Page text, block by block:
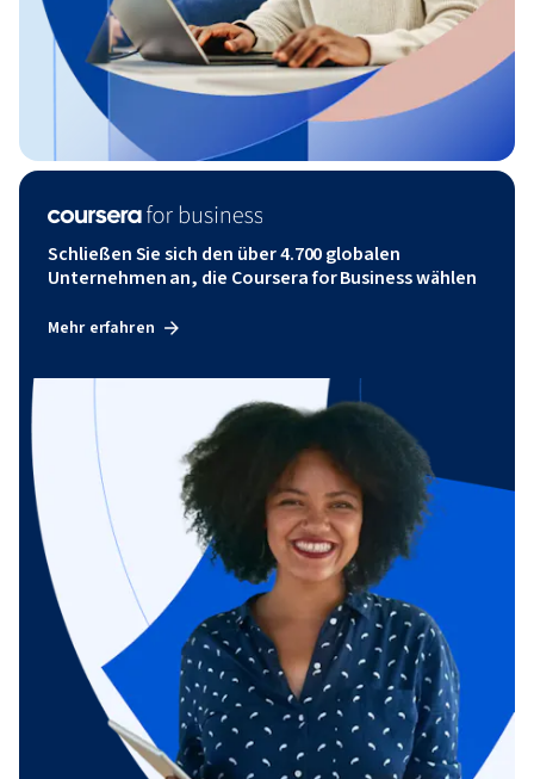
Schließen Sie sich den über 4.700 globalen
Unternehmen an, die Coursera for Business wählen
Mehr erfahren